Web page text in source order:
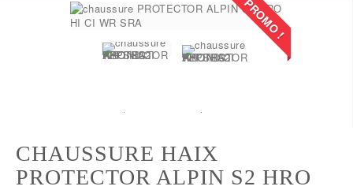
PROMO !
CHAUSSURE HAIX
PROTECTOR ALPIN S2 HRO